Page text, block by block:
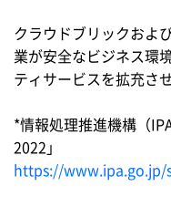
クラウドブリックおよ
業が安全なビジネス環
ティサービスを拡充さ
*情報処理推進機構（
2022」
https://www.ipa.go.jp/